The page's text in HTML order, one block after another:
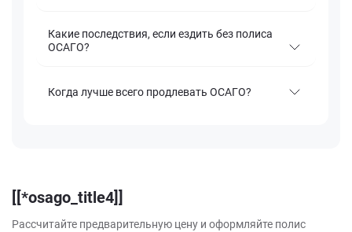
Какие последствия, если ездить без полиса
ОСАГО?
Когда лучше всего продлевать ОСАГО?
[[*osago_title4]]
Рассчитайте предварительную цену и оформляйте полис